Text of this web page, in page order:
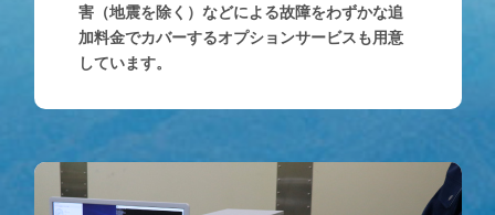
害（地震を除く）などによる故障をわずかな追
加料金でカバーするオプションサービスも用意
しています。